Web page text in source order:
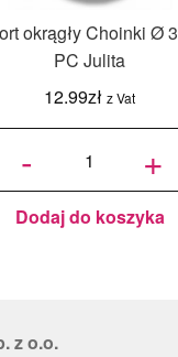
okrągły Choinki Ø
PC Julita
12.99zł z Vat
-
ilość
okrągły
Choinki
Ø 30h 1
- PC
+
Dodaj do koszyka
z o.o.